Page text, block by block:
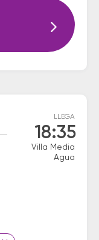
LLEGA
18:35
Villa Media
Agua